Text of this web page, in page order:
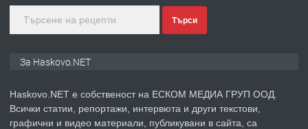
преди 6 дни
Търси
За Haskovo.NET
Haskovo.NET е собственост на ЕСКОМ МЕДИА ГРУП ООД.
Всички статии, репортажи, интервюта и други текстови,
графични и видео материали, публикувани в сайта, са